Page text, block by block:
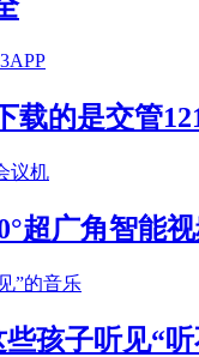
载的是交管
超广角智能
孩子听见“